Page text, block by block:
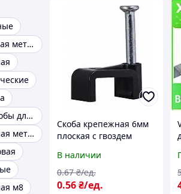
Скоба крепежная металлическая
Монтажные скобы для кабеля
Скоба монтажная металлическая
м8
Скоба крепежная 6мм
плоская с гвоздем
[A0150030029] АСКО
В наличии
0.56₴/ед.
0.67 ₴/ед.